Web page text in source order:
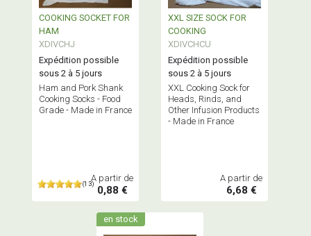
COOKING SOCKET FOR
HAM
XDIVCHJ
Expédition possible
sous 2 à 5 jours
Ham and Pork Shank
Cooking Socks - Food
Grade - Made in France
(13)
A partir de
0,88 €
XXL SIZE SOCK FOR
COOKING
XDIVCHCU
Expédition possible
sous 2 à 5 jours
XXL Cooking Sock for
Heads, Rinds, and
Other Infusion Products
- Made in France
A partir de
6,68 €
en stock